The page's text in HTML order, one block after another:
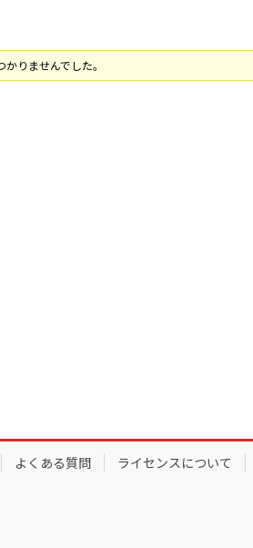
かりませんでした。
よくある質問 ライセンスについて